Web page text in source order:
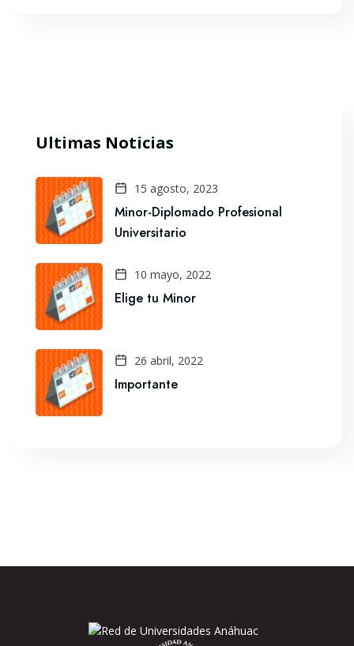
Ultimas Noticias
15 agosto, 2023
Minor-Diplomado Profesional
Universitario
10 mayo, 2022
Elige tu Minor
26 abril, 2022
Importante